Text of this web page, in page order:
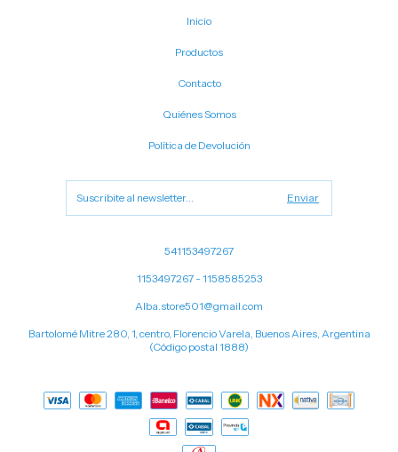
Inicio
Productos
Contacto
Quiénes Somos
Política de Devolución
541153497267
1153497267 - 1158585253
Alba.store501@gmail.com
Bartolomé Mitre 280, 1, centro, Florencio Varela, Buenos Aires, Argentina
(Código postal 1888)